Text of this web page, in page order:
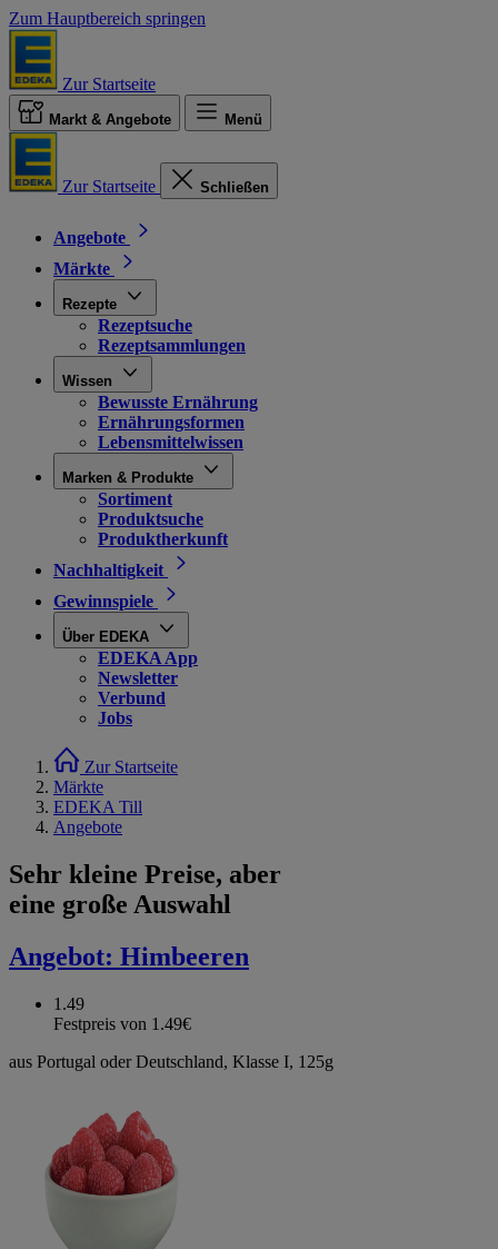
Zum Hauptbereich springen
Zur Startseite
Markt & Angebote Menü
Zur Startseite Schließen
Angebote
Märkte
Rezepte
Rezeptsuche
Rezeptsammlungen
Wissen
Bewusste Ernährung
Ernährungsformen
Lebensmittelwissen
Marken & Produkte
Sortiment
Produktsuche
Produktherkunft
Nachhaltigkeit
Gewinnspiele
Über EDEKA
EDEKA App
Newsletter
Verbund
Jobs
Zur Startseite
Märkte
EDEKA Till
Angebote
Sehr kleine Preise, aber
eine große Auswahl
Angebot: Himbeeren
1.49
Festpreis von 1.49€
aus Portugal oder Deutschland, Klasse I, 125g